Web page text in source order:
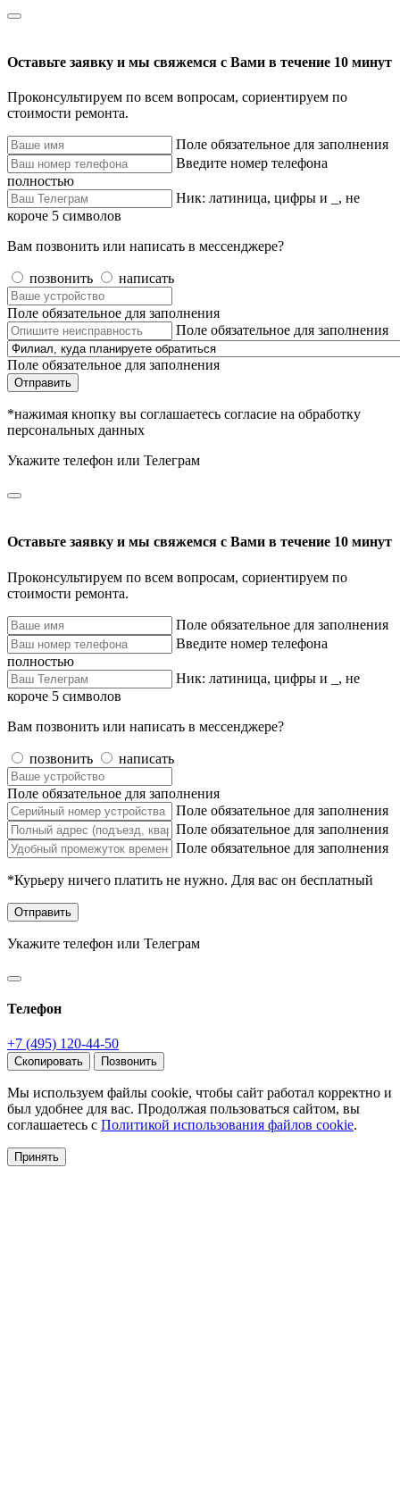
Оставьте заявку и мы свяжемся с Вами в течение 10 минут
Проконсультируем по всем вопросам, сориентируем по
стоимости ремонта.
Поле обязательное для заполнения
Введите номер телефона
полностью
Ник: латиница, цифры и _, не
короче 5 символов
Вам позвонить или написать в мессенджере?
позвонить написать
Поле обязательное для заполнения
Поле обязательное для заполнения
Поле обязательное для заполнения
Отправить
*нажимая кнопку вы соглашаетесь согласие на обработку
персональных данных
Укажите телефон или Телеграм
Оставьте заявку и мы свяжемся с Вами в течение 10 минут
Проконсультируем по всем вопросам, сориентируем по
стоимости ремонта.
Поле обязательное для заполнения
Введите номер телефона
полностью
Ник: латиница, цифры и _, не
короче 5 символов
Вам позвонить или написать в мессенджере?
позвонить написать
Поле обязательное для заполнения
Поле обязательное для заполнения
Поле обязательное для заполнения
Поле обязательное для заполнения
*Курьеру ничего платить не нужно. Для вас он бесплатный
Отправить
Укажите телефон или Телеграм
Телефон
+7 (495) 120-44-50
Скопировать Позвонить
Мы используем файлы cookie, чтобы сайт работал корректно и
был удобнее для вас. Продолжая пользоваться сайтом, вы
соглашаетесь с Политикой использования файлов cookie.
Принять